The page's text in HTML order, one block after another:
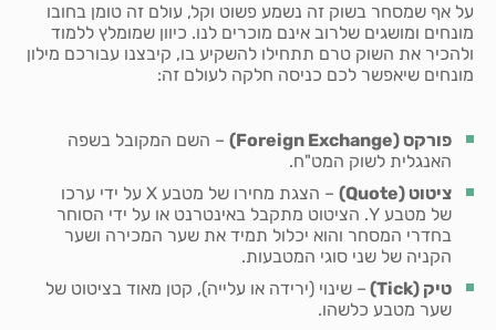
על אף שמסחר בשוק זה נשמע פשוט וקל, עולם זה טומן בחובו
מונחים ומושגים שלרוב אינם מוכרים לנו. כיוון שמומלץ ללמוד
ולהכיר את השוק טרם תתחילו להשקיע בו, קיבצנו עבורכם מילון
מונחים שיאפשר לכם כניסה חלקה לעולם זה:
פורקס (Foreign Exchange
) – השם המקובל בשפה
האנגלית לשוק המט"ח.
ציטוט (Quote
)
– הצגת מחירו של מטבע X על ידי ערכו
של מטבע Y. הציטוט מתקבל באינטרנט או על ידי הסוחר
בחדרי המסחר והוא יכלול תמיד את שער המכירה ושער
הקניה של שני סוגי המטבעות.
טיק (Tick
) – שינוי (ירידה או עלייה), קטן מאוד בציטוט של
שער מטבע כלשהו.